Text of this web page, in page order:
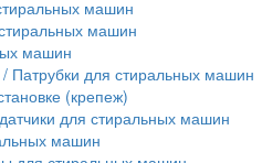
машин
машин
машин
Патрубки для стиральных машин
(крепеж)
для стиральных машин
машин